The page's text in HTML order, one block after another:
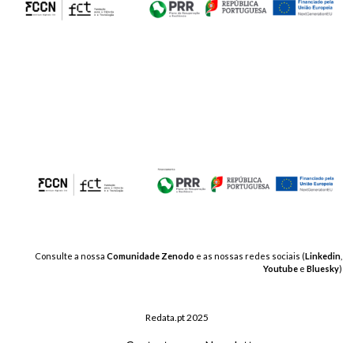
Consulte a nossa Comunidade Zenodo e as nossas redes sociais (Linkedin
Youtube e Bluesky)
Redata.pt 2025